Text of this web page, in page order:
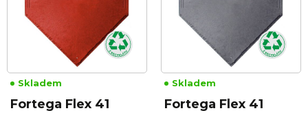
Skladem
Fortega Flex 41
Skladem
Fortega Flex 41